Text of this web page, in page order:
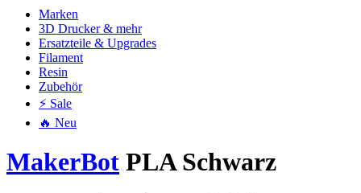
Marken
3D Drucker & mehr
Ersatzteile & Upgrades
Filament
Resin
Zubehör
⚡ Sale
🔥 Neu
MakerBot PLA Schwarz